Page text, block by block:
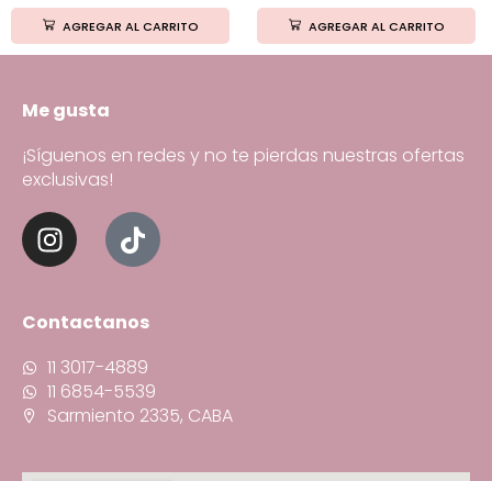
AGREGAR AL CARRITO AGREGAR AL CARRITO
Me gusta
¡Síguenos en redes y no te pierdas nuestras ofertas
exclusivas!
Contactanos
11 3017-4889
11 6854-5539
Sarmiento 2335, CABA